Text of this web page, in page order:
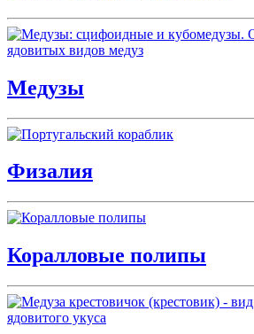
Медузы
Физалия
Коралловые полипы